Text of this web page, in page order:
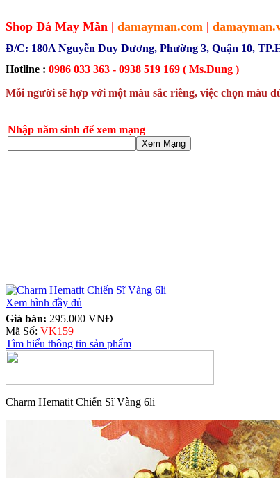
Shop Đá May Mắn | damayman.com |
Đ/C: 180A Nguyễn Duy Dương, Phường 3, Quận 10,
Hotline : 0986 033 363 - 0938 519 169 ( Ms.Dung )
Mỗi người sẽ hợp với một màu sắc riêng, việc chọn màu
Nhập năm sinh để xem mạng
Xem Mạng
Xem hình đầy đủ
Giá bán: 295.000 VNĐ
Mã Số: VK159
Tìm hiểu thông tin sản phẩm
Charm Hematit Chiến Sĩ Vàng 6li